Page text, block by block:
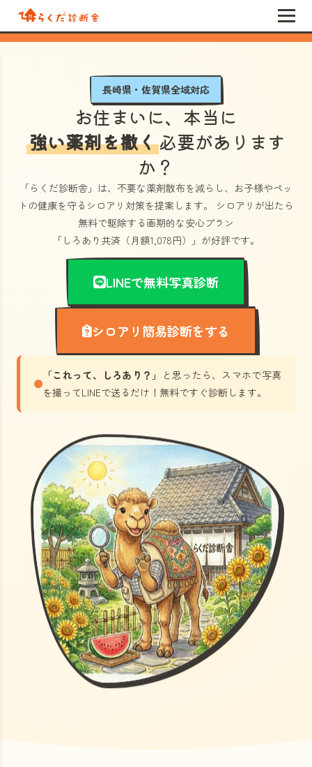
長崎県・佐賀県全域対応
お住まいに、本当に
強い薬剤を撒く必要があります
か？
「らくだ診断舎」 は、不要な薬剤散布を減らし、お子様やペッ
トの健康を守るシロアリ対策を提案します。 シロアリが出たら
無料で駆除する画期的な安心プラン
「しろあり共済（月額1,078円）」 が好評です。
LINEで無料写真診断
シロアリ簡易診断をする
「これって、しろあり？」
と思ったら、スマホで写真
を撮ってLINEで送るだけ！無料ですぐ診断します。